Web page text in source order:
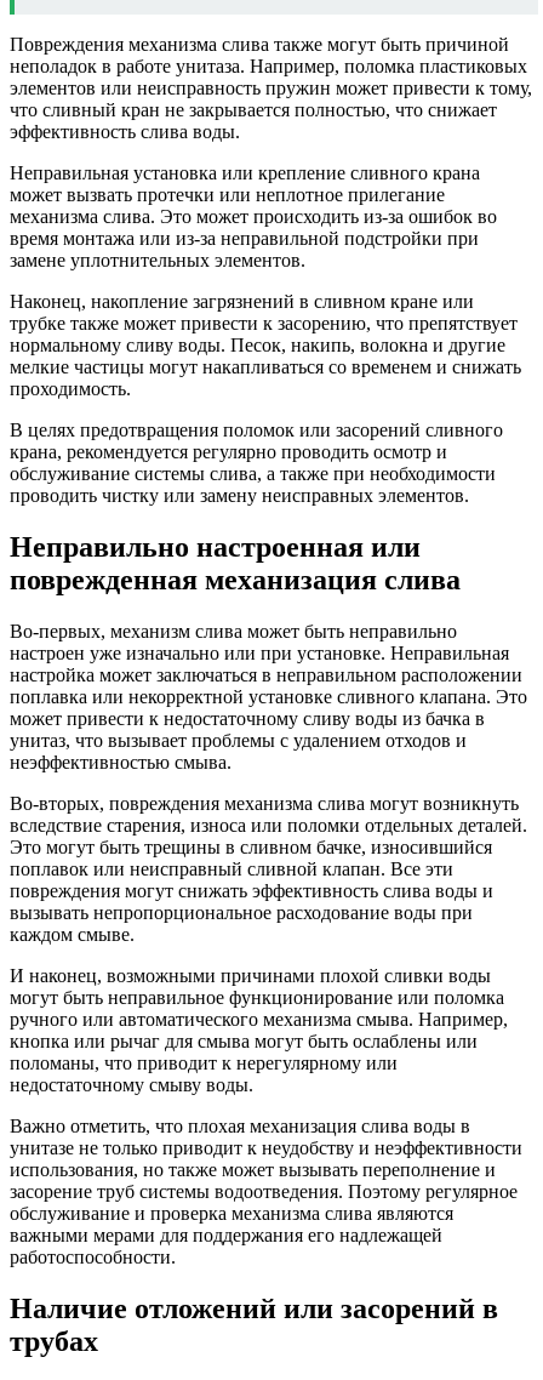
Повреждения механизма слива также могут быть причиной
неполадок в работе унитаза. Например, поломка пластиковых
элементов или неисправность пружин может привести к тому,
что сливный кран не закрывается полностью, что снижает
эффективность слива воды.
Неправильная установка или крепление сливного крана
может вызвать протечки или неплотное прилегание
механизма слива. Это может происходить из-за ошибок во
время монтажа или из-за неправильной подстройки при
замене уплотнительных элементов.
Наконец, накопление загрязнений в сливном кране или
трубке также может привести к засорению, что препятствует
нормальному сливу воды. Песок, накипь, волокна и другие
мелкие частицы могут накапливаться со временем и снижать
проходимость.
В целях предотвращения поломок или засорений сливного
крана, рекомендуется регулярно проводить осмотр и
обслуживание системы слива, а также при необходимости
проводить чистку или замену неисправных элементов.
Неправильно настроенная или
поврежденная механизация слива
Во-первых, механизм слива может быть неправильно
настроен уже изначально или при установке. Неправильная
настройка может заключаться в неправильном расположении
поплавка или некорректной установке сливного клапана. Это
может привести к недостаточному сливу воды из бачка в
унитаз, что вызывает проблемы с удалением отходов и
неэффективностью смыва.
Во-вторых, повреждения механизма слива могут возникнуть
вследствие старения, износа или поломки отдельных деталей.
Это могут быть трещины в сливном бачке, износившийся
поплавок или неисправный сливной клапан. Все эти
повреждения могут снижать эффективность слива воды и
вызывать непропорциональное расходование воды при
каждом смыве.
И наконец, возможными причинами плохой сливки воды
могут быть неправильное функционирование или поломка
ручного или автоматического механизма смыва. Например,
кнопка или рычаг для смыва могут быть ослаблены или
поломаны, что приводит к нерегулярному или
недостаточному смыву воды.
Важно отметить, что плохая механизация слива воды в
унитазе не только приводит к неудобству и неэффективности
использования, но также может вызывать переполнение и
засорение труб системы водоотведения. Поэтому регулярное
обслуживание и проверка механизма слива являются
важными мерами для поддержания его надлежащей
работоспособности.
Наличие отложений или засорений в
трубах